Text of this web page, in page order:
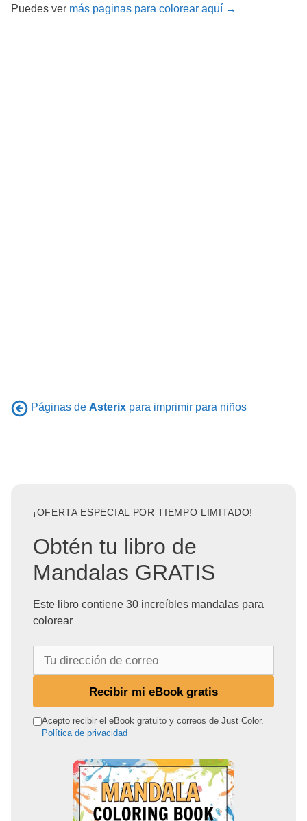
Puedes ver más paginas para colorear aquí →
Páginas de Asterix para imprimir para niños
¡OFERTA ESPECIAL POR TIEMPO LIMITADO!
Obtén tu libro de
Mandalas GRATIS
Este libro contiene 30 increíbles mandalas para
colorear
r
Recibir mi eBook gratis
Acepto recibir el eBook gratuito y correos de Just Color.
Política de privacidad